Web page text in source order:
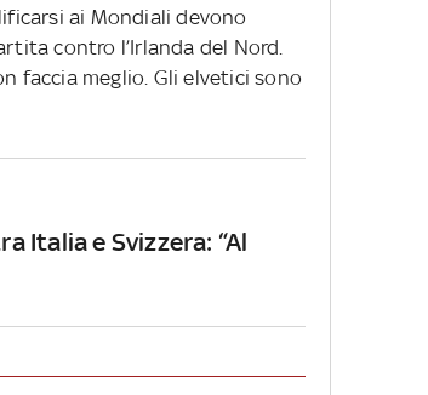
ai Mondiali devono
contro l’Irlanda del Nord.
faccia meglio. Gli elvetici sono
Italia e Svizzera: “Al